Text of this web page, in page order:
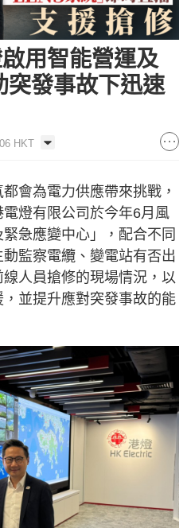
用智能營運及
突發事故下迅速
HKT
會為電力供應帶來挑戰，
燈有限公司於今年6月風
急應變中心」，配合不同
監察電纜、變電站有否出
人員搶修的現場情況，以
並提升應對突發事故的能